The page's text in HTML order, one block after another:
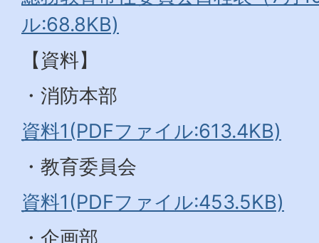
ル:68.8KB)
【資料】
・消防本部
資料1(PDFファイル:613.4KB)
・教育委員会
資料1(PDFファイル:453.5KB)
・企画部